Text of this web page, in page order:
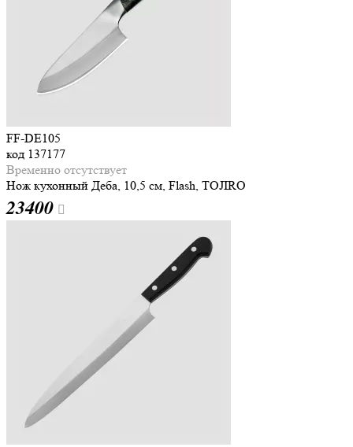
FF-DE105
код 137177
Временно отсутствует
Нож кухонный Деба, 10,5 см, Flash, TOJIRO
23400